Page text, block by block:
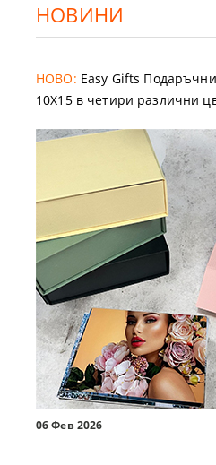
НОВИНИ
НОВО: Easy Gifts
10X15 в четири различни
06 Фев 2026